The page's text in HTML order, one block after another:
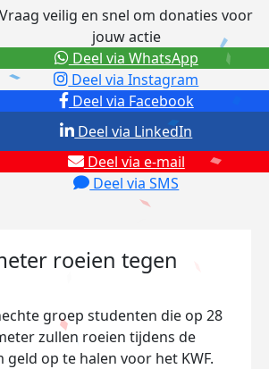
Vraag veilig en snel om donaties voor
jouw actie
Deel via Facebook
Deel via Instagram
Deel via e-mail
Deel via SMS
Deel via LinkedIn
Deel via WhatsApp
roeien tegen
groep studenten die op 28
zullen roeien tijdens de
geld op te halen voor het KWF.